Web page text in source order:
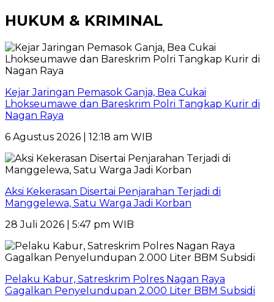
HUKUM & KRIMINAL
Kejar Jaringan Pemasok Ganja, Bea Cukai
Lhokseumawe dan Bareskrim Polri Tangkap Kurir di
Nagan Raya
6 Agustus 2026 | 12:18 am WIB
Aksi Kekerasan Disertai Penjarahan Terjadi di
Manggelewa, Satu Warga Jadi Korban
28 Juli 2026 | 5:47 pm WIB
Pelaku Kabur, Satreskrim Polres Nagan Raya
Gagalkan Penyelundupan 2.000 Liter BBM Subsidi